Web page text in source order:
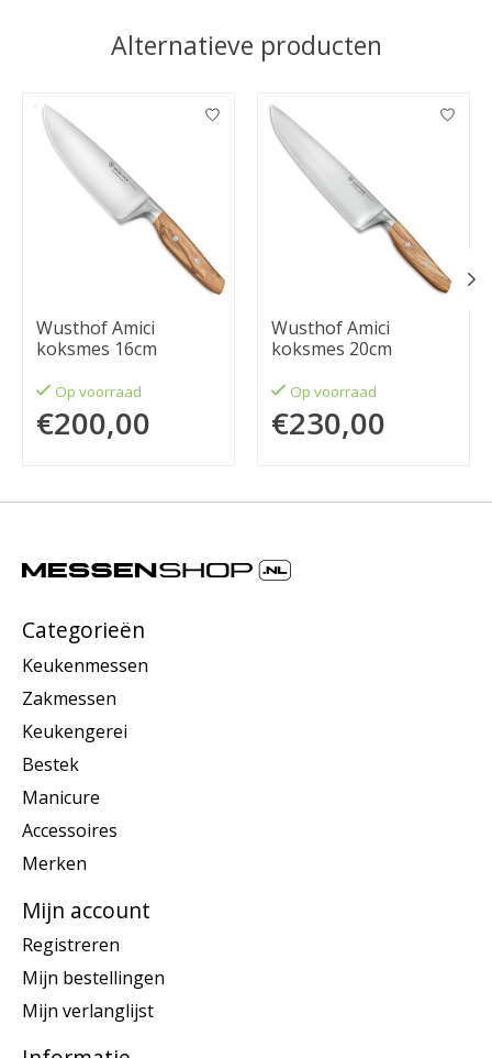
Alternatieve producten
Items van productcarrousel
Wusthof Amici
koksmes 16cm
Op voorraad
€200,00
Wusthof Amici
koksmes 20cm
Op voorraad
€230,00
Categorieën
Keukenmessen
Zakmessen
Keukengerei
Bestek
Manicure
Accessoires
Merken
Mijn account
Registreren
Mijn bestellingen
Mijn verlanglijst